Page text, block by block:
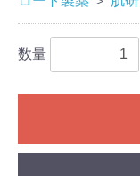
数量